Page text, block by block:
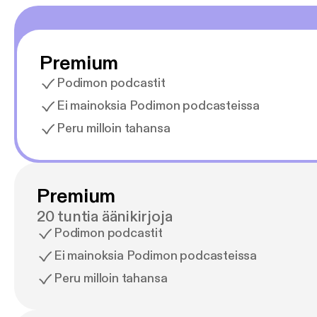
Premium
Podimon podcastit
Ei mainoksia Podimon podcasteissa
Peru milloin tahansa
Premium
20 tuntia äänikirjoja
Podimon podcastit
Ei mainoksia Podimon podcasteissa
Peru milloin tahansa